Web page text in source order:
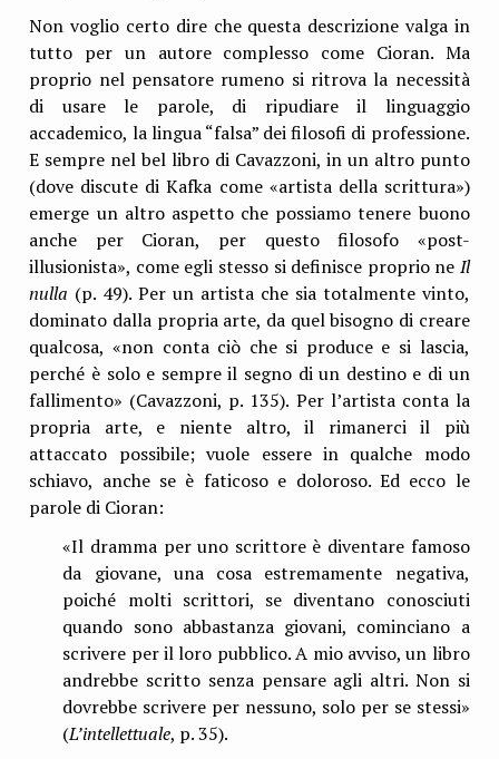
Non voglio certo dire che questa descrizione valga in
tutto per un autore complesso come Cioran. Ma
proprio nel pensatore rumeno si ritrova la necessità
di usare le parole, di ripudiare il linguaggio
accademico, la lingua “falsa” dei filosofi di professione.
E sempre nel bel libro di Cavazzoni, in un altro punto
(dove discute di Kafka come «artista della scrittura»)
emerge un altro aspetto che possiamo tenere buono
anche per Cioran, per questo filosofo «post-
illusionista», come egli stesso si definisce proprio ne Il
nulla (p. 49). Per un artista che sia totalmente vinto,
dominato dalla propria arte, da quel bisogno di creare
qualcosa, «non conta ciò che si produce e si lascia,
perché è solo e sempre il segno di un destino e di un
fallimento» (Cavazzoni, p. 135). Per l’artista conta la
propria arte, e niente altro, il rimanerci il più
attaccato possibile; vuole essere in qualche modo
schiavo, anche se è faticoso e doloroso. Ed ecco le
parole di Cioran:
«Il dramma per uno scrittore è diventare famoso
da giovane, una cosa estremamente negativa,
poiché molti scrittori, se diventano conosciuti
quando sono abbastanza giovani, cominciano a
scrivere per il loro pubblico. A mio avviso, un libro
andrebbe scritto senza pensare agli altri. Non si
dovrebbe scrivere per nessuno, solo per se stessi»
(L’intellettuale, p. 35).